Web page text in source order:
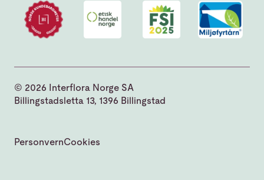
© 2026 Interflora Norge SA
Billingstadsletta 13, 1396 Billingstad
PersonvernCookies